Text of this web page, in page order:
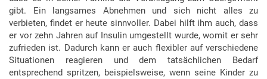
gibt. Ein langsames Abnehmen und sich nicht alles zu
verbieten, findet er heute sinnvoller. Dabei hilft ihm auch, dass
er vor zehn Jahren auf Insulin umgestellt wurde, womit er sehr
zufrieden ist. Dadurch kann er auch flexibler auf verschiedene
Situationen reagieren und dem tatsächlichen Bedarf
entsprechend spritzen, beispielsweise, wenn seine Kinder zu